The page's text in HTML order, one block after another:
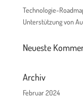
Technologie-
Unterstützung von
Neueste
Archiv
Februar 2024